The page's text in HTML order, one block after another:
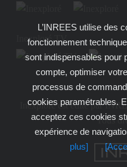
Inexploré TV
Inexploré est édité par
Tous
L’INREES utilise des
fonctionnement
sont indispensables pour
compte, optimiser
processus de
cookies paramétrables.
acceptez ces cookies
expérience de
plus]